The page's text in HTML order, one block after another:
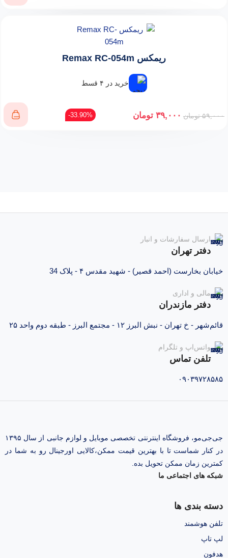
ریمکس Remax RC-054m
خرید در ۴ قسط
۵۹,۰۰۰ تومان ۳۹,۰۰۰ تومان 33.90%-
ارسال سفارشات و انبار
دفتر تهران
خیابان بخارست (احمد قصیر) - شهید مقدس ۴ - پلاک 34
مالی و اداری
دفتر مازندران
قائم‌شهر - خ تهران - نبش البرز ۱۲ - مجتمع البرز - طبقه دوم واحد ۲۵
واتس‌اپ و تلگرام
تلفن تماس
۰۹۰۳۹۷۲۸۵۸۵
جی‌جی‌مو، فروشگاه اینترنتی تخصصی موبایل و لوازم جانبی از سال ۱۳۹۵
در کنار شماست تا با بهترین قیمت ممکن،‌کالایی اورجینال رو به شما در
کمترین زمان ممکن تحویل بده.
شبکه های اجتماعی ما
دسته بندی ها
تلفن هوشمند
لپ تاپ
هدفون